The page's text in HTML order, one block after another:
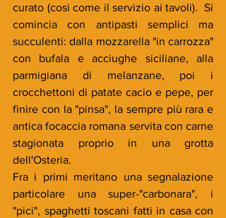
curato (cosi come il servizio ai tavoli).  Si
comincia con antipasti semplici ma
succulenti: dalla mozzarella "in carrozza"
con bufala e acciughe siciliane, alla
parmigiana di melanzane, poi i
crocchettoni di patate cacio e pepe, per
finire con la "pinsa", la sempre più rara e
antica focaccia romana servita con carne
stagionata proprio in una grotta
dell'Osteria.
Fra i primi meritano una segnalazione
particolare una super-"carbonara", i
"pici", spaghetti toscani fatti in casa con